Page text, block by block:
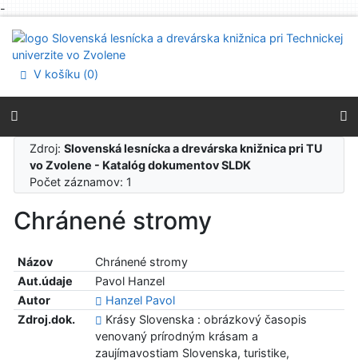
-
Prejsť na menu
Prehlásenie o webovej prístupnosti
V košíku (0)
Zdroj:Slovenská lesnícka a drevárska knižnica pri TU
vo Zvolene - Katalóg dokumentov SLDK
Počet záznamov: 1
Chránené stromy
Názov
Chránené stromy
Aut.údaje
Pavol Hanzel
Autor
Hanzel Pavol
Zdroj.dok.
Krásy Slovenska : obrázkový časopis
venovaný prírodným krásam a
zaujímavostiam Slovenska, turistike,